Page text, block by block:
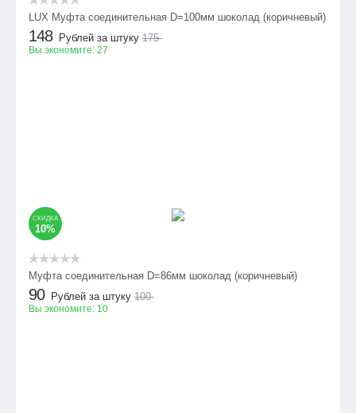
LUX Муфта соединительная D=100мм шоколад (коричневый)
148 Рублей за штуку 175
Вы экономите: 27
СКИДКА
10%
Муфта соединительная D=86мм шоколад (коричневый)
90 Рублей за штуку 100
Вы экономите: 10